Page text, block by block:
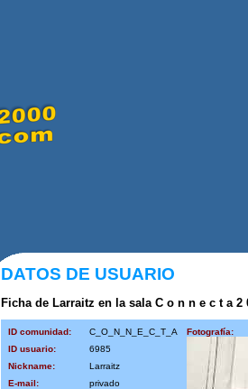
DATOS DE USUARIO
Ficha de Larraitz en la sala C o n n e c t a 2
ID comunidad: C_O_N_N_E_C_T_A
Fotografía:
ID usuario:
6985
Nickname:
Larraitz
E-mail:
privado